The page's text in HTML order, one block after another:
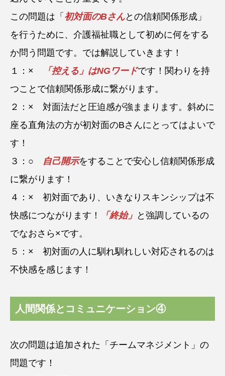
この問題は「 初対面のBさんとの信頼関係形成」
を行うために、介護福祉職として初めに何をする
か問う問題です。では解説していきます！
１：×
「控える」はNGワードです！関わりを持
つことで信頼関係形成に繋がります。
２：× 対面法だと圧迫感が強ままります。斜めに
座る直角法の方が初対面のBさんにとってはよいで
す！
３：○ 自己開示をすることで安心し信頼関係形成
に繋がります！
４：× 初対面であり、いきなりスキンシップは不
快感につながります！
「終始」 と強調しているの
でなおさら×です。
５：× 初対面の人に馴れ馴れしい対応されるのは
不快感を感じます！
人間関係とコミュニケーション④
次の問題は追加された「チームマネジメント」の
問題です！